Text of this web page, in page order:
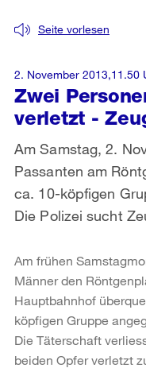
Zwei
verletzt -
Seite vorlesen
Am Samstag, 2.
Passanten am
ca. 10-köpfigen
Die Polizei sucht
2. November 2013,11.50
Am frühen
Männer den
Hauptbahnhof
köpfigen Gruppe
Die Täterschaft
beiden Opfer verletzt